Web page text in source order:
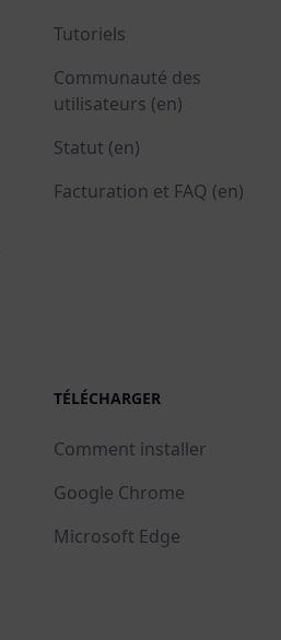
Tutoriels
Communauté des
utilisateurs (en)
Statut (en)
Facturation et FAQ (en)
TÉLÉCHARGER
Comment installer
Google Chrome
Microsoft Edge